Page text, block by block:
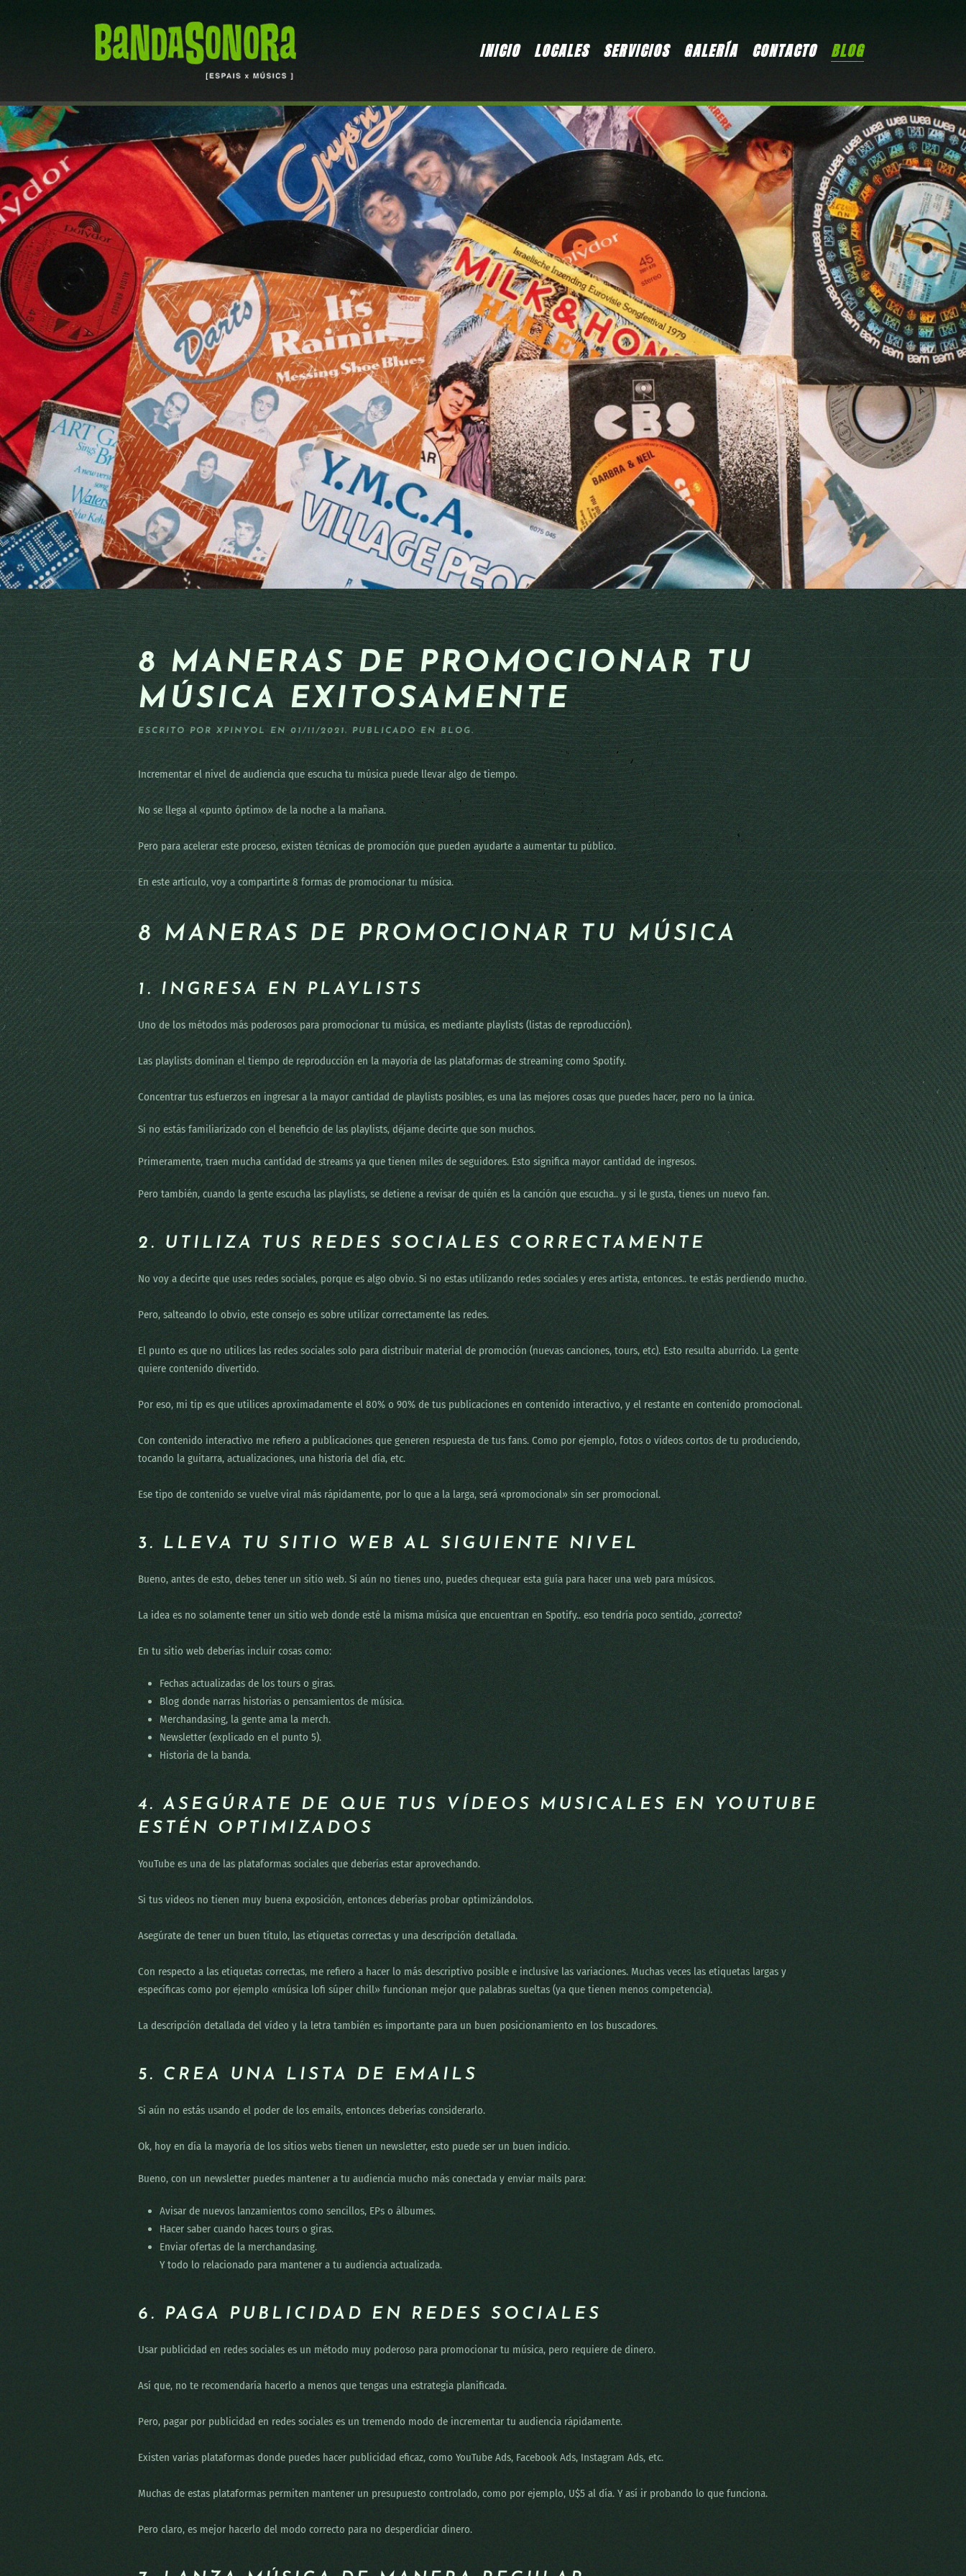
Skip to main content
INICIO LOCALES SERVICIOS GALERÍA CONTACTO BLOG
8 MANERAS DE PROMOCIONAR TU
MÚSICA EXITOSAMENTE
ESCRITO POR XPINYOL EN 01/11/2021. PUBLICADO EN BLOG.
Incrementar el nivel de audiencia que escucha tu música puede llevar algo de tiempo.
No se llega al «punto óptimo» de la noche a la mañana.
Pero para acelerar este proceso, existen técnicas de promoción que pueden ayudarte a aumentar tu público.
En este artículo, voy a compartirte 8 formas de promocionar tu música.
8 MANERAS DE PROMOCIONAR TU MÚSICA
1. INGRESA EN PLAYLISTS
Uno de los métodos más poderosos para promocionar tu música, es mediante playlists (listas de reproducción).
Las playlists dominan el tiempo de reproducción en la mayoría de las plataformas de streaming como Spotify.
Concentrar tus esfuerzos en ingresar a la mayor cantidad de playlists posibles, es una las mejores cosas que puedes hacer, pero no la única.
Si no estás familiarizado con el beneficio de las playlists, déjame decirte que son muchos.
Primeramente, traen mucha cantidad de streams ya que tienen miles de seguidores. Esto significa mayor cantidad de ingresos.
Pero también, cuando la gente escucha las playlists, se detiene a revisar de quién es la canción que escucha.. y si le gusta, tienes un nuevo fan.
2. UTILIZA TUS REDES SOCIALES CORRECTAMENTE
No voy a decirte que uses redes sociales, porque es algo obvio. Si no estas utilizando redes sociales y eres artista, entonces.. te estás perdiendo mucho.
Pero, salteando lo obvio, este consejo es sobre utilizar correctamente las redes.
El punto es que no utilices las redes sociales solo para distribuir material de promoción (nuevas canciones, tours, etc). Esto resulta aburrido. La gente
quiere contenido divertido.
Por eso, mi tip es que utilices aproximadamente el 80% o 90% de tus publicaciones en contenido interactivo, y el restante en contenido promocional.
Con contenido interactivo me refiero a publicaciones que generen respuesta de tus fans. Como por ejemplo, fotos o vídeos cortos de tu produciendo,
tocando la guitarra, actualizaciones, una historia del día, etc.
Ese tipo de contenido se vuelve viral más rápidamente, por lo que a la larga, será «promocional» sin ser promocional.
3. LLEVA TU SITIO WEB AL SIGUIENTE NIVEL
Bueno, antes de esto, debes tener un sitio web. Si aún no tienes uno, puedes chequear esta guía para hacer una web para músicos.
La idea es no solamente tener un sitio web donde esté la misma música que encuentran en Spotify.. eso tendría poco sentido, ¿correcto?
En tu sitio web deberías incluir cosas como:
Fechas actualizadas de los tours o giras.
Blog donde narras historias o pensamientos de música.
Merchandasing, la gente ama la merch.
Newsletter (explicado en el punto 5).
Historia de la banda.
4. ASEGÚRATE DE QUE TUS VÍDEOS MUSICALES EN YOUTUBE
ESTÉN OPTIMIZADOS
YouTube es una de las plataformas sociales que deberías estar aprovechando.
Si tus videos no tienen muy buena exposición, entonces deberías probar optimizándolos.
Asegúrate de tener un buen título, las etiquetas correctas y una descripción detallada.
Con respecto a las etiquetas correctas, me refiero a hacer lo más descriptivo posible e inclusive las variaciones. Muchas veces las etiquetas largas y
específicas como por ejemplo «música lofi súper chill» funcionan mejor que palabras sueltas (ya que tienen menos competencia).
La descripción detallada del vídeo y la letra también es importante para un buen posicionamiento en los buscadores.
5. CREA UNA LISTA DE EMAILS
Si aún no estás usando el poder de los emails, entonces deberías considerarlo.
Ok, hoy en día la mayoría de los sitios webs tienen un newsletter, esto puede ser un buen indicio.
Bueno, con un newsletter puedes mantener a tu audiencia mucho más conectada y enviar mails para:
Avisar de nuevos lanzamientos como sencillos, EPs o álbumes.
Hacer saber cuando haces tours o giras.
Enviar ofertas de la merchandasing.
Y todo lo relacionado para mantener a tu audiencia actualizada.
6. PAGA PUBLICIDAD EN REDES SOCIALES
Usar publicidad en redes sociales es un método muy poderoso para promocionar tu música, pero requiere de dinero.
Así que, no te recomendaría hacerlo a menos que tengas una estrategia planificada.
Pero, pagar por publicidad en redes sociales es un tremendo modo de incrementar tu audiencia rápidamente.
Existen varias plataformas donde puedes hacer publicidad eficaz, como YouTube Ads, Facebook Ads, Instagram Ads, etc.
Muchas de estas plataformas permiten mantener un presupuesto controlado, como por ejemplo, U$5 al día. Y así ir probando lo que funciona.
Pero claro, es mejor hacerlo del modo correcto para no desperdiciar dinero.